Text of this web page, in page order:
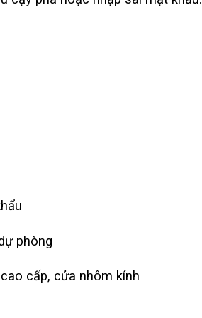
phòng
cấp, cửa nhôm kính